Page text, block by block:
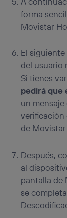
forma
Movistar
El
del usuario
Si tienes
pedirá que
un
verificación
de
Después,
al
pantalla de
se